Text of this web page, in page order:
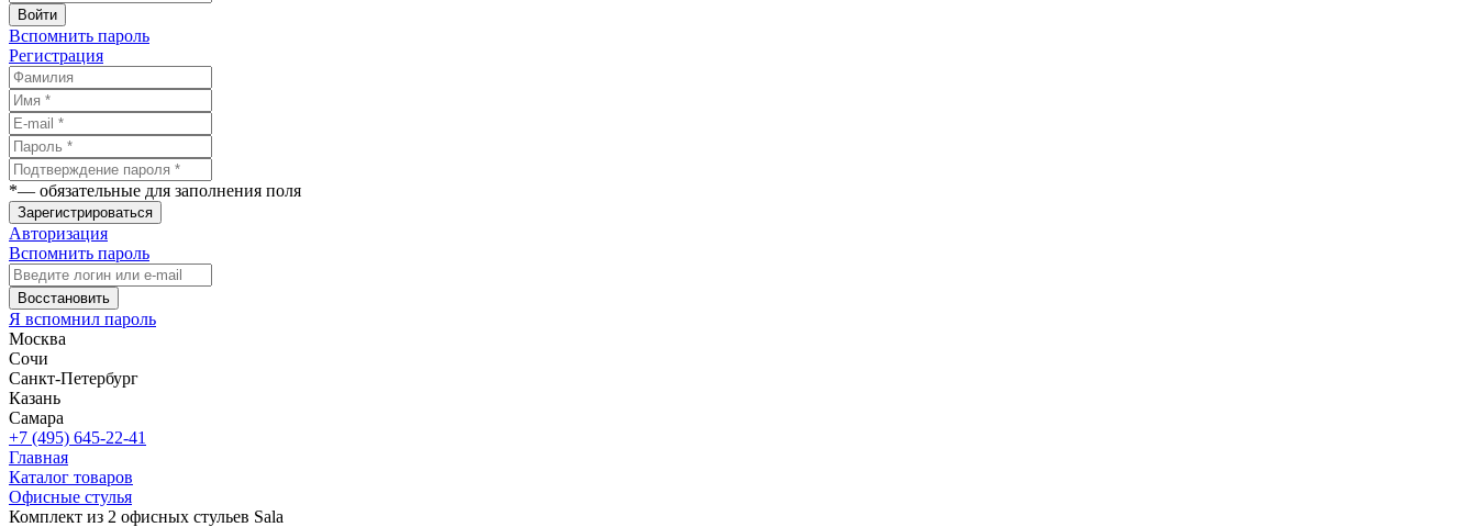
Войти
Вспомнить пароль
Регистрация
*— обязательные для заполнения поля
Зарегистрироваться
Авторизация
Вспомнить пароль
Восстановить
Я вспомнил пароль
Москва
Сочи
Санкт-Петербург
Казань
Самара
+7 (495) 645-22-41
Главная
Каталог товаров
Офисные стулья
Комплект из 2 офисных стульев Sala